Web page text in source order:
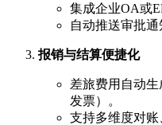
集成企业OA或
自动推送审批通
报销与结算便捷化
差旅费用自动
发票）。
支持多维度对账